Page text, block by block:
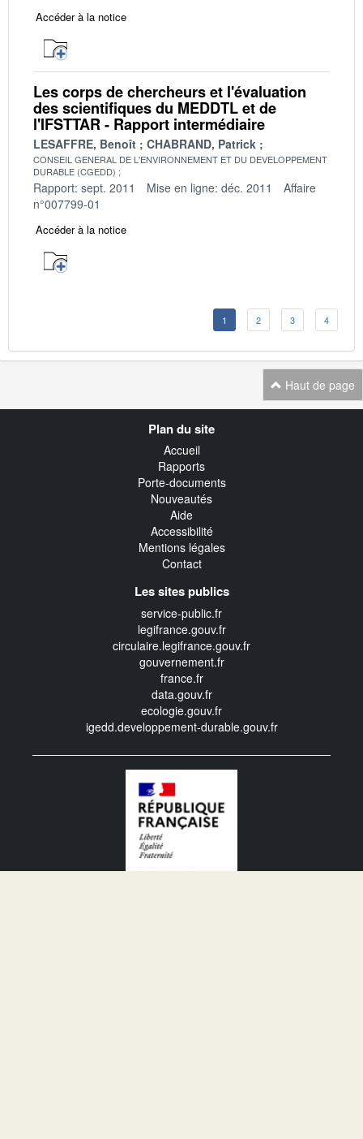
Accéder à la notice
Les corps de chercheurs et l'évaluation
des scientifiques du MEDDTL et de
l'IFSTTAR - Rapport intermédiaire
LESAFFRE, Benoît CHABRAND, Patrick
CONSEIL GENERAL DE L'ENVIRONNEMENT ET DU DEVELOPPEMENT
DURABLE (CGEDD)
Rapport: sept. 2011 Mise en ligne: déc. 2011
Affaire
n°007799-01
Accéder à la notice
1 2 3 4
Haut de page
Plan du site
Accueil
Rapports
Porte-documents
Nouveautés
Aide
Accessibilité
Mentions légales
Contact
Les sites publics
service-public.fr
legifrance.gouv.fr
circulaire.legifrance.gouv.fr
gouvernement.fr
france.fr
data.gouv.fr
ecologie.gouv.fr
igedd.developpement-durable.gouv.fr